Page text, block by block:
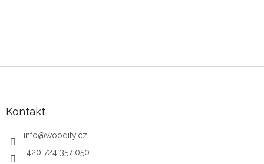
Kontakt
info@woodify.cz
+420 724 357 050